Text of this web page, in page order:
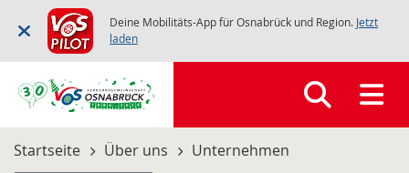
Deine Mobilitäts-App für Osnabrück und Region. Jetzt
laden
Startseite Über uns Unternehmen